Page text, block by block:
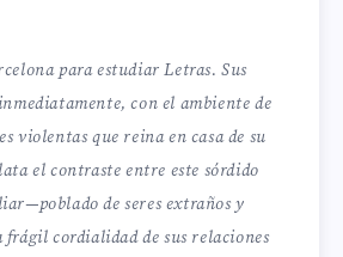
para estudiar Letras. Sus
con el ambiente de
violentas que reina en casa de su
el contraste entre este sórdido
de seres extraños y
cordialidad de sus relaciones